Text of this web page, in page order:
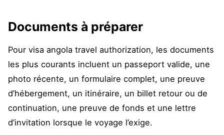
Documents à préparer
Pour visa angola travel authorization, les documents
les plus courants incluent un passeport valide, une
photo récente, un formulaire complet, une preuve
d’hébergement, un itinéraire, un billet retour ou de
continuation, une preuve de fonds et une lettre
d’invitation lorsque le voyage l’exige.